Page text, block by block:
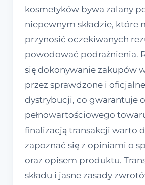
kosmetyków bywa zalany
niepewnym składzie, które
przynosić oczekiwanych
powodować podrażnienia.
się dokonywanie zakupów
przez sprawdzone i oficjalne
dystrybucji, co gwarantuje
pełnowartościowego
finalizacją transakcji warto
zapoznać się z opiniami o
oraz opisem produktu.
składu i jasne zasady